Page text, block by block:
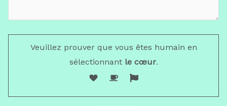
Veuillez prouver que vous êtes humain en
sélectionnantle cœur.